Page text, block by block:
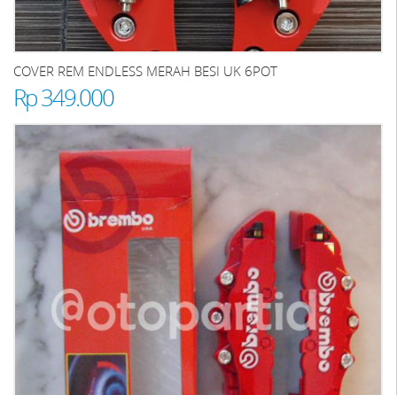
COVER REM ENDLESS MERAH BESI UK 6POT
Rp 349.000